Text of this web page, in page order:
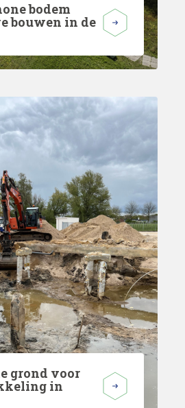
bodem
bouwen in de
grond voor
in